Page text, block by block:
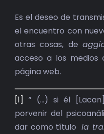
Es el deseo de
el encuentro con
otras cosas, de
acceso a los medios
página web.
[1] “ (…) si él
porvenir del
dar como títulola